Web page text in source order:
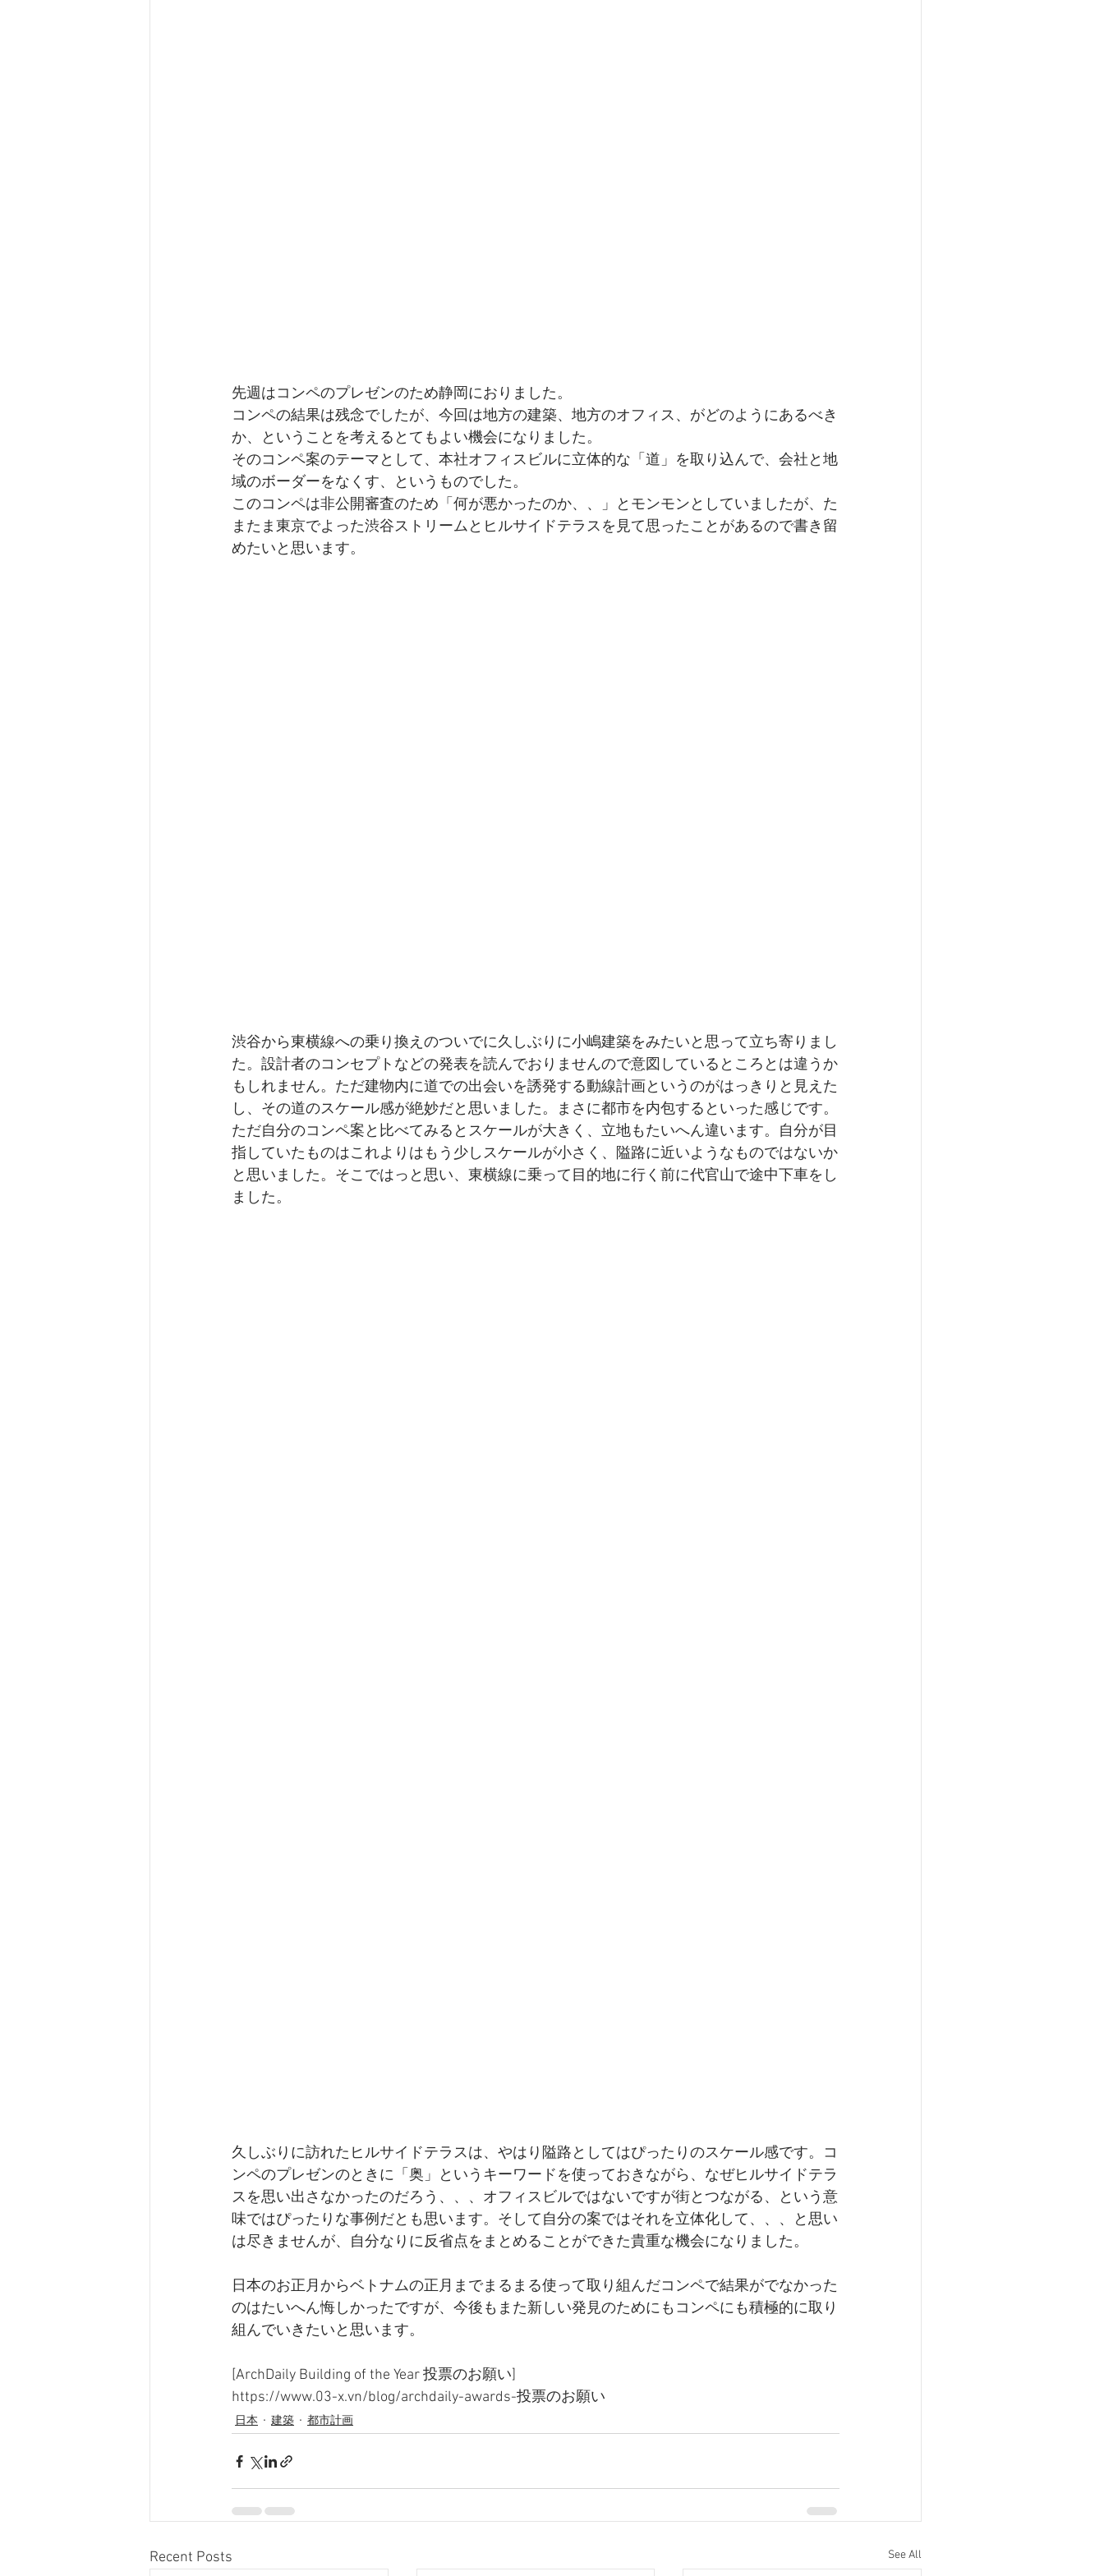
先週はコンペのプレゼンのため静岡におりました。
コンペの結果は残念でしたが、今回は地方の建築、地方のオフィス、がどのようにあるべき
か、ということを考えるとてもよい機会になりました。
そのコンペ案のテーマとして、本社オフィスビルに立体的な「道」を取り込んで、会社と地
域のボーダーをなくす、というものでした。
このコンペは非公開審査のため「何が悪かったのか、、」とモンモンとしていましたが、た
またま東京でよった渋谷ストリームとヒルサイドテラスを見て思ったことがあるので書き留
めたいと思います。
渋谷から東横線への乗り換えのついでに久しぶりに小嶋建築をみたいと思って立ち寄りまし
た。設計者のコンセプトなどの発表を読んでおりませんので意図しているところとは違うか
もしれません。ただ建物内に道での出会いを誘発する動線計画というのがはっきりと見えた
し、その道のスケール感が絶妙だと思いました。まさに都市を内包するといった感じです。
ただ自分のコンペ案と比べてみるとスケールが大きく、立地もたいへん違います。自分が目
指していたものはこれよりはもう少しスケールが小さく、隘路に近いようなものではないか
と思いました。そこではっと思い、東横線に乗って目的地に行く前に代官山で途中下車をし
ました。
久しぶりに訪れたヒルサイドテラスは、やはり隘路としてはぴったりのスケール感です。コ
ンペのプレゼンのときに「奥」というキーワードを使っておきながら、なぜヒルサイドテラ
スを思い出さなかったのだろう、、、オフィスビルではないですが街とつながる、という意
味ではぴったりな事例だとも思います。そして自分の案ではそれを立体化して、、、と思い
は尽きませんが、自分なりに反省点をまとめることができた貴重な機会になりました。
日本のお正月からベトナムの正月までまるまる使って取り組んだコンペで結果がでなかった
のはたいへん悔しかったですが、今後もまた新しい発見のためにもコンペにも積極的に取り
組んでいきたいと思います。
[ArchDaily Building of the Year 投票のお願い]
https://www.03-x.vn/blog/archdaily-awards-投票のお願い
日本 建築 都市計画
Recent Posts See All